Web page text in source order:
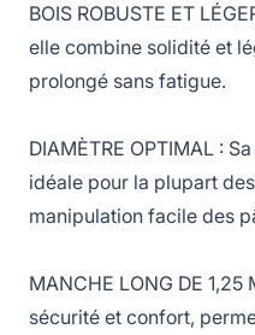
BOIS ROBUSTE ET
elle combine solidité et
prolongé sans fatigue.
DIAMÈTRE OPTIMAL :
idéale pour la plupart
manipulation facile des
MANCHE LONG DE
sécurité et confort,